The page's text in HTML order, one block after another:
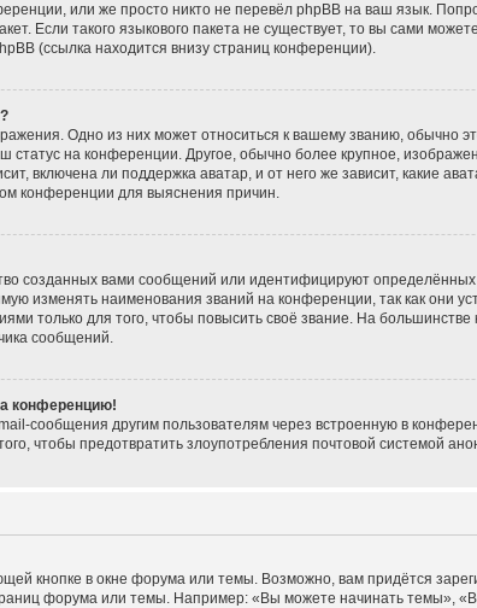
или же просто никто не перевёл phpBB на ваш язык.
Если такого языкового пакета не существует, то вы сами
(ссылка находится внизу страниц конференции).
Одно из них может относиться к вашему званию, обычно
на конференции. Другое, обычно более крупное,
включена ли поддержка аватар, и от него же зависит, какие
конференции для выяснения причин.
созданных вами сообщений или идентифицируют
изменять наименования званий на конференции, так как они
только для того, чтобы повысить своё звание. На
сообщений.
конференцию!
сообщения другим пользователям через встроенную в
чтобы предотвратить злоупотребления почтовой системой
кнопке в окне форума или темы. Возможно, вам придётся
форума или темы. Например: «Вы можете начинать темы»,